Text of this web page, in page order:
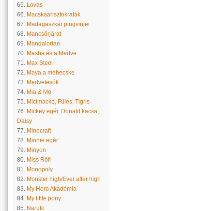
65. Lovas
66. Macskaarisztokraták
67. Madagaszkár pingvinjei
68. Mancsőrjárat
69. Mandalorian
70. Masha és a Medve
71. Max Steel
72. Maya a méhecske
73. Medvetesók
74. Mia & Me
75. Micimackó, Füles, Tigris
76. Mickey egér, Donald kacsa,
Daisy
77. Minecraft
78. Minnie egér
79. Minyon
80. Miss Röfi
81. Monopoly
82. Monster high/Ever after high
83. My Hero Akadémia
84. My little pony
85. Naruto